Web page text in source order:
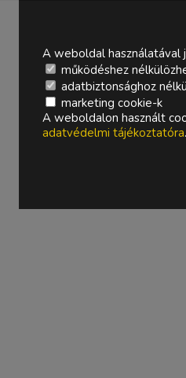
A weboldal használatával
működéshez
adatbiztonsághoz
marketing cookie-k
A weboldalon használt
adatvédelmi tájékoztatóra.